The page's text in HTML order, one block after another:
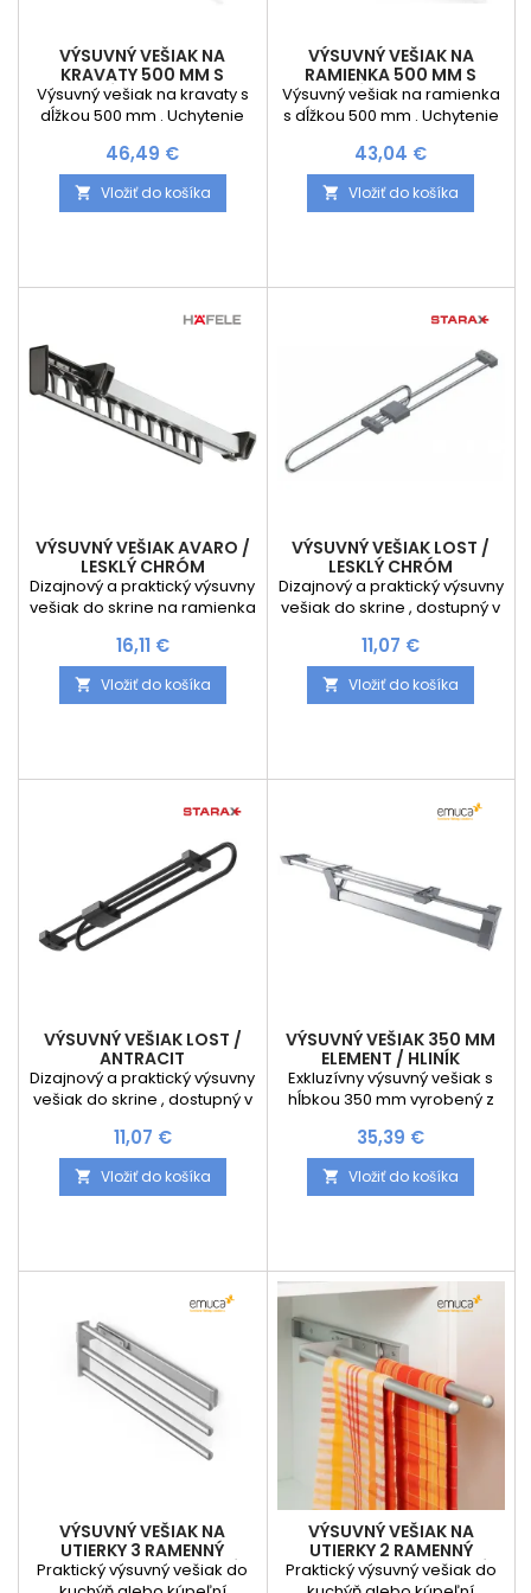
VÝSUVNÝ VEŠIAK NA
KRAVATY 500 MM S
TLMENÍM / ANTRACIT
Výsuvný vešiak na kravaty s
dĺžkou 500 mm . Uchytenie
Cena
46,49 €
 Vložiť do košíka
VÝSUVNÝ VEŠIAK NA
RAMIENKA 500 MM S
TLMENÍM / ANTRACIT
Výsuvný vešiak na ramienka
s dĺžkou 500 mm . Uchytenie
Cena
43,04 €
 Vložiť do košíka
VÝSUVNÝ VEŠIAK AVARO /
LESKLÝ CHRÓM
Dizajnový a praktický výsuvny
vešiak do skrine na ramienka
Šírka vešiaka je 42 mm a
výška 48 mm.
Cena
16,11 €
 Vložiť do košíka
VÝSUVNÝ VEŠIAK LOST /
LESKLÝ CHRÓM
Dizajnový a praktický výsuvny
vešiak do skrine , dostupný v
mm a výška 60 mm.
Cena
11,07 €
 Vložiť do košíka
VÝSUVNÝ VEŠIAK LOST /
ANTRACIT
Dizajnový a praktický výsuvny
vešiak do skrine , dostupný v
mm a výška 60 mm.
Cena
11,07 €
 Vložiť do košíka
VÝSUVNÝ VEŠIAK 350 MM
ELEMENT / HLINÍK
Exkluzívny výsuvný vešiak s
hĺbkou 350 mm vyrobený z
popredného Talianského
výrobcu
Cena
35,39 €
 Vložiť do košíka
VÝSUVNÝ VEŠIAK NA
UTIERKY 3 RAMENNÝ
ARNOLD 440 MM / HLINÍK
Praktický výsuvný vešiak do
VÝSUVNÝ VEŠIAK NA
UTIERKY 2 RAMENNÝ
ARNOLD 440 MM / HLINÍK
Praktický výsuvný vešiak do